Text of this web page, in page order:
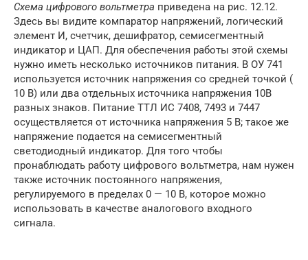
Схема цифрового вольтметра приведена на рис. 12.12.
Здесь вы видите компаратор напряжений, логический
элемент И, счетчик, дешифратор, семисегментный
индикатор и ЦАП. Для обеспечения работы этой схемы
нужно иметь несколько источников питания. В ОУ 741
используется источник напряжения со средней точкой (
10 В) или два отдельных источника напряжения 10В
разных знаков. Питание ТТЛ ИС 7408, 7493 и 7447
осуществляется от источника напряжения 5 В; такое же
напряжение подается на семисегментный
светодиодный индикатор. Для того чтобы
пронаблюдать работу цифрового вольтметра, нам нужен
также источник постоянного напряжения,
регулируемого в пределах 0 — 10 В, которое можно
использовать в качестве аналогового входного
сигнала.